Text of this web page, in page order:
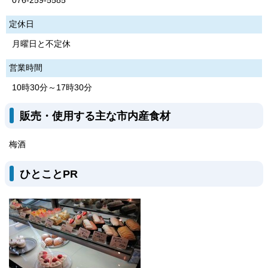
定休日
月曜日と不定休
営業時間
10時30分～17時30分
販売・使用する主な市内産食材
梅酒
ひとことPR